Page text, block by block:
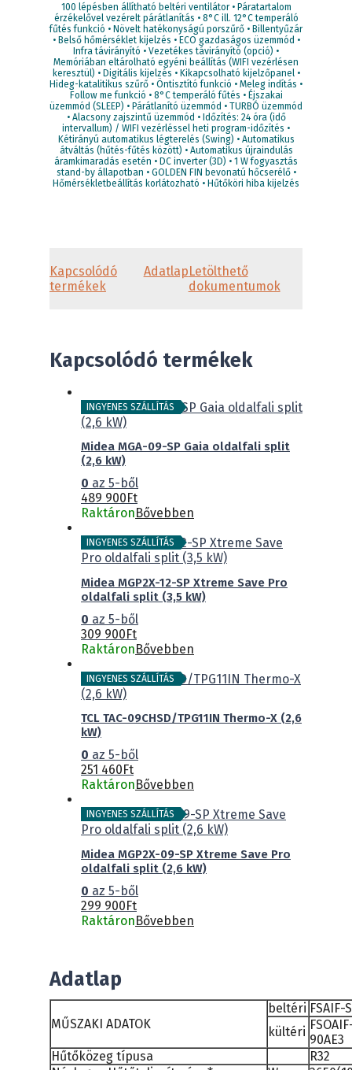
100 lépésben állítható beltéri ventilátor • Páratartalom
érzékelővel vezérelt párátlanítás • 8°C ill. 12°C temperáló
fűtés funkció • Növelt hatékonyságú porszűrő • Billentyűzár
• Belső hőmérséklet kijelzés • ECO gazdaságos üzemmód •
Infra távirányító • Vezetékes távirányító (opció) •
Memóriában eltárolható egyéni beállítás (WIFI vezérlésen
keresztül) • Digitális kijelzés • Kikapcsolható kijelzőpanel •
Hideg-katalitikus szűrő • Öntisztító funkció • Meleg indítás •
Follow me funkció • 8°C temperáló fűtés • Éjszakai
üzemmód (SLEEP) • Párátlanító üzemmód • TURBÓ üzemmód
• Alacsony zajszintű üzemmód • Időzítés: 24 óra (idő
intervallum) / WIFI vezérléssel heti program-időzítés •
Kétirányú automatikus légterelés (Swing) • Automatikus
átváltás (hűtés-fűtés között) • Automatikus újraindulás
áramkimaradás esetén • DC inverter (3D) • 1 W fogyasztás
stand-by állapotban • GOLDEN FIN bevonatú hőcserélő •
Hőmérsékletbeállítás korlátozható • Hűtőköri hiba kijelzés
Kapcsolódó
termékek
AdatlapLetölthető
dokumentumok
Kapcsolódó termékek
INGYENES SZÁLLÍTÁS
Midea MGA-09-SP Gaia oldalfali split
(2,6 kW)
0 az 5-ből
489 900 Ft
Raktáron Bővebben
INGYENES SZÁLLÍTÁS
Midea MGP2X-12-SP Xtreme Save Pro
oldalfali split (3,5 kW)
0 az 5-ből
309 900Ft
RaktáronBővebben
INGYENES SZÁLLÍTÁS
TCL TAC-09CHSD/TPG11IN Thermo-X (2,6
kW)
0 az 5-ből
251 460 Ft
Raktáron Bővebben
INGYENES SZÁLLÍTÁS
Midea MGP2X-09-SP Xtreme Save Pro
oldalfali split (2,6 kW)
0 az 5-ből
299 900Ft
RaktáronBővebben
Adatlap
MŰSZAKI ADATOK
beltéri FSAIF-
kültéri
90AE3
Hűtőközeg típusa
R32